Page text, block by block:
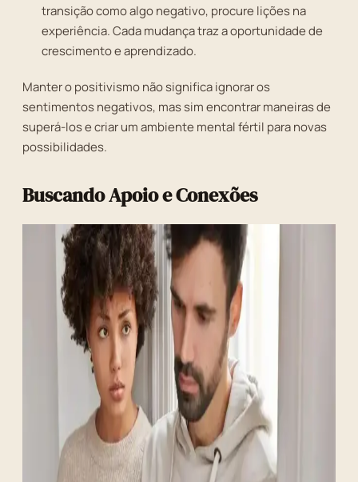
transição como algo negativo, procure lições na
experiência. Cada mudança traz a oportunidade de
crescimento e aprendizado.
Manter o positivismo não significa ignorar os
sentimentos negativos, mas sim encontrar maneiras de
superá-los e criar um ambiente mental fértil para novas
possibilidades.
Buscando Apoio e Conexões